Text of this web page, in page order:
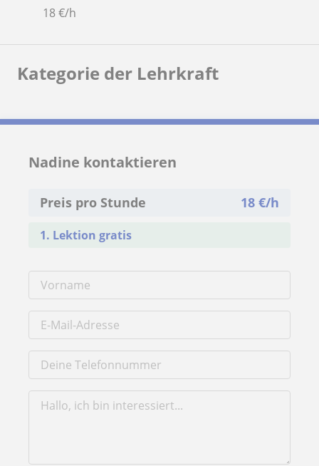
18€/h
Kategorie der Lehrkraft
Nadine kontaktieren
Preis pro Stunde 18€/h
1. Lektion gratis